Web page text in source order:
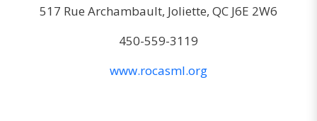
517 Rue Archambault, Joliette, QC J6E 2W6
450-559-3119
www.rocasml.org